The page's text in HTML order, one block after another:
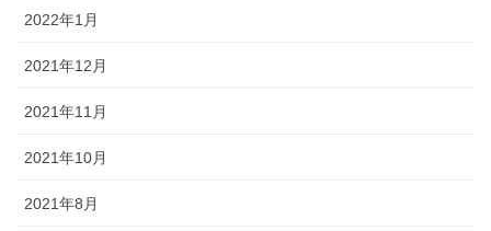
2022年1月
2021年12月
2021年11月
2021年10月
2021年8月